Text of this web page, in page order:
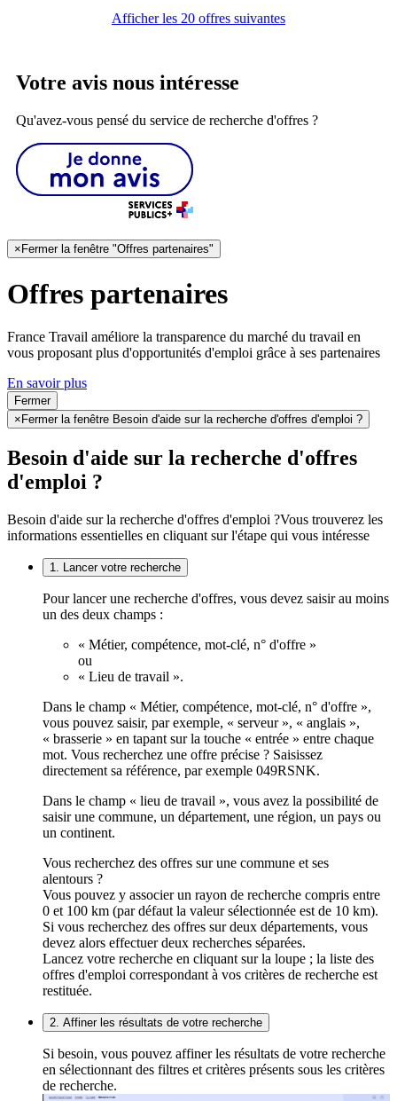
Afficher les 20 offres suivantes
Votre avis nous intéresse
Qu'avez-vous pensé du service de recherche d'offres ?
× Fermer la fenêtre "Offres partenaires"
Offres partenaires
France Travail améliore la transparence du marché du travail en
vous proposant plus d'opportunités d'emploi grâce à ses partenaires
En savoir plus
Fermer
× Fermer la fenêtre Besoin d'aide sur la recherche d'offres d'emploi ?
Besoin d'aide sur la recherche d'offres
d'emploi ?
Besoin d'aide sur la recherche d'offres d'emploi ?Vous trouverez les
informations essentielles en cliquant sur l'étape qui vous intéresse
1. Lancer votre recherche
Pour lancer une recherche d'offres, vous devez saisir au moins
un des deux champs :
« Métier, compétence, mot-clé, n° d'offre »
ou
« Lieu de travail ».
Dans le champ « Métier, compétence, mot-clé, n° d'offre »,
vous pouvez saisir, par exemple, « serveur », « anglais »,
« brasserie » en tapant sur la touche « entrée » entre chaque
mot. Vous recherchez une offre précise ? Saisissez
directement sa référence, par exemple 049RSNK.
Dans le champ « lieu de travail », vous avez la possibilité de
saisir une commune, un département, une région, un pays ou
un continent.
Vous recherchez des offres sur une commune et ses
alentours ?
Vous pouvez y associer un rayon de recherche compris entre
0 et 100 km (par défaut la valeur sélectionnée est de 10 km).
Si vous recherchez des offres sur deux départements, vous
devez alors effectuer deux recherches séparées.
Lancez votre recherche en cliquant sur la loupe ; la liste des
offres d'emploi correspondant à vos critères de recherche est
restituée.
2. Affiner les résultats de votre recherche
Si besoin, vous pouvez affiner les résultats de votre recherche
en sélectionnant des filtres et critères présents sous les critères
de recherche.